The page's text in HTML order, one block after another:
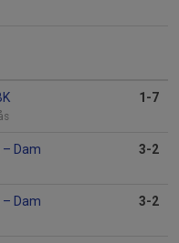
1-7
– Dam 3-2
– Dam 3-2